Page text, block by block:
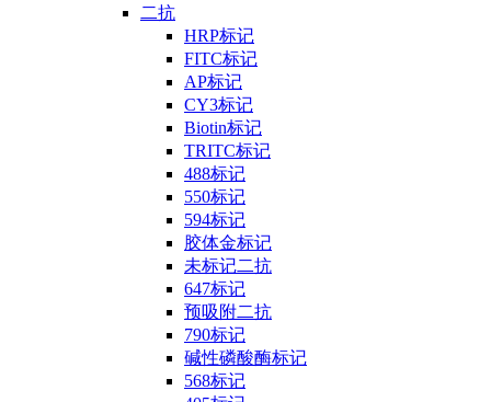
二抗
HRP标记
FITC标记
AP标记
CY3标记
Biotin标记
TRITC标记
488标记
550标记
594标记
胶体金标记
未标记二抗
647标记
预吸附二抗
790标记
碱性磷酸酶标记
568标记